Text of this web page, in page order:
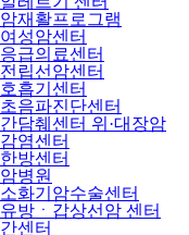
암재활프로그램
여성암센터
응급의료센터
전립선암센터
호흡기센터
초음파진단센터
간담췌센터 위·대장암
감염센터
한방센터
암병원
소화기암수술센터
유방ㆍ갑상선암 센터
간센터